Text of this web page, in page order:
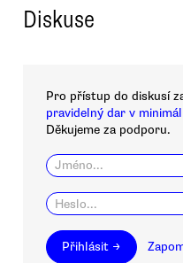
Diskuse
Pro přístup do diskusí
pravidelný dar v
Děkujeme za podporu.
Přihlásit →